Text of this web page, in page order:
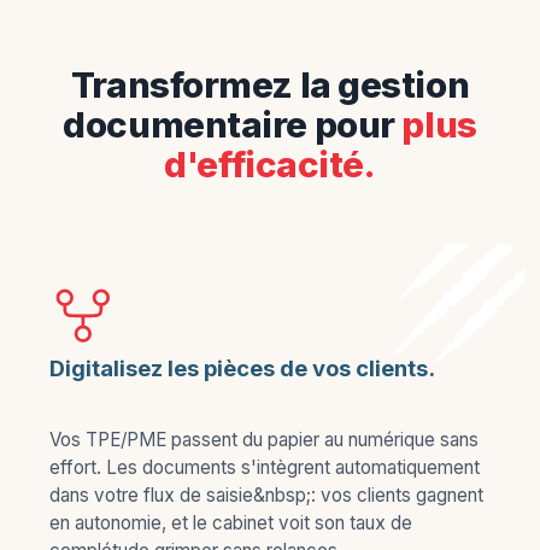
Transformez la gestion
documentaire pourplus
d'efficacité.
Digitalisez les pièces de vos clients.
Vos TPE/PME passent du papier au numérique sans
effort. Les documents s'intègrent automatiquement
dans votre flux de saisie&nbsp;: vos clients gagnent
en autonomie, et le cabinet voit son taux de